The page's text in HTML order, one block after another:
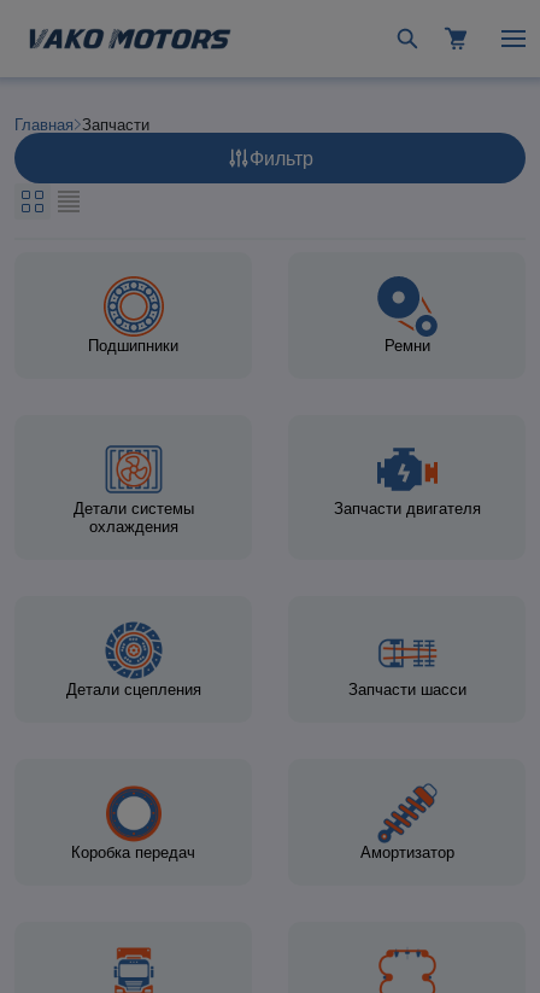
Главная Запчасти
Фильтр
Подшипники Ремни
Детали системы
охлаждения
Запчасти двигателя
Детали сцепления Запчасти шасси
Коробка передач Амортизатор